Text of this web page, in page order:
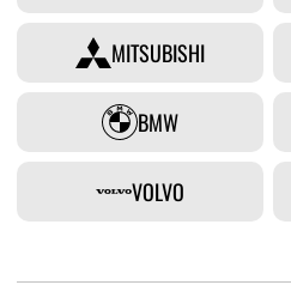
MITSUBISHI
BMW
VOLVO